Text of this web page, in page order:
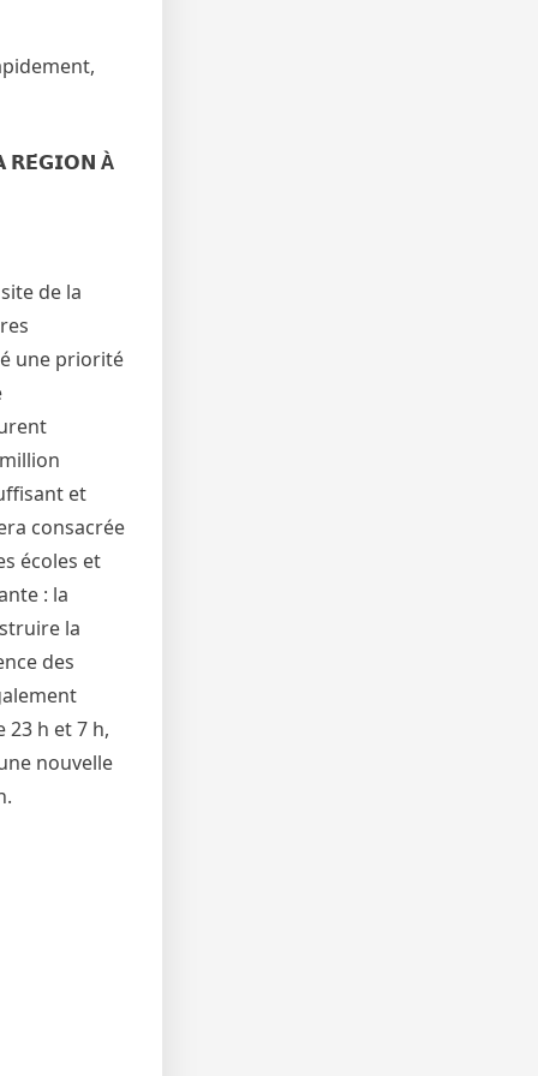
𝗥𝗘́𝗚𝗜𝗢𝗡 À
de la
une priorité
et
consacrée
écoles et
: la
la
des
23 h et 7 h,
nouvelle